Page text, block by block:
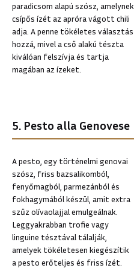
paradicsom alapú szósz, amelynek
csípős ízét az apróra vágott chili
adja. A penne tökéletes választás
hozzá, mivel a cső alakú tészta
kiválóan felszívja és tartja
magában az ízeket.
5. Pesto alla Genovese
A pesto, egy történelmi genovai
szósz, friss bazsalikomból,
fenyőmagból, parmezánból és
fokhagymából készül, amit extra
szűz olívaolajjal emulgeálnak.
Leggyakrabban trofie vagy
linguine tésztával tálalják,
amelyek tökéletesen kiegészítik
a pesto erőteljes és friss ízét.